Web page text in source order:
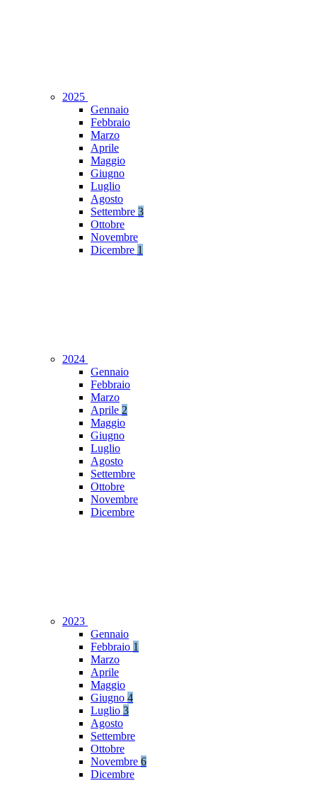
2025
Gennaio
Febbraio
Marzo
Aprile
Maggio
Giugno
Luglio
Agosto
Settembre 3
Ottobre
Novembre
Dicembre 1
2024
Gennaio
Febbraio
Marzo
Aprile 2
Maggio
Giugno
Luglio
Agosto
Settembre
Ottobre
Novembre
Dicembre
2023
Gennaio
Febbraio 1
Marzo
Aprile
Maggio
Giugno 4
Luglio 3
Agosto
Settembre
Ottobre
Novembre 6
Dicembre